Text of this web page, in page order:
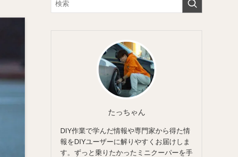
たっちゃん
DIY作業で学んだ情報や専門家から得た情
報をDIYユーザーに解りやすくお届けしま
す。ずっと乗りたかったミニクーパーを手